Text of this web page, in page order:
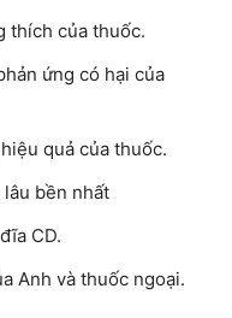
thích của thuốc.
ứng có hại của
quả của thuốc.
bền nhất
CD.
Anh và thuốc ngoại.